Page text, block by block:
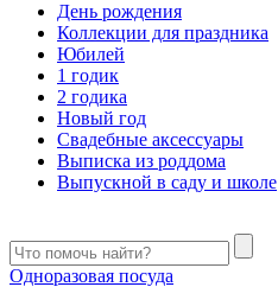
День рождения
Коллекции для праздника
Юбилей
1 годик
2 годика
Новый год
Свадебные аксессуары
Выписка из роддома
Выпускной в саду и школе
Одноразовая посуда